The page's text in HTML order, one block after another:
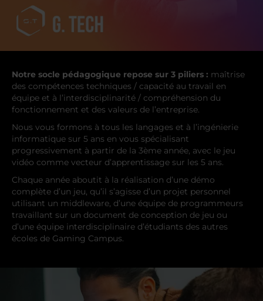
Notre socle pédagogique repose sur 3 piliers : maîtrise
des compétences techniques / capacité au travail en
équipe et à l’interdisciplinarité / compréhension du
fonctionnement et des valeurs de l’entreprise.
Nous vous formons à tous les langages et à l’ingénierie
informatique sur 5 ans en vous spécialisant
progressivement à partir de la 3ème année, avec le jeu
vidéo comme vecteur d’apprentissage sur les 5 ans.
Chaque année aboutit à la réalisation d’une démo
complète d’un jeu, qu’il s’agisse d’un projet personnel
utilisant un middleware, d’une équipe de programmeurs
travaillant sur un document de conception de jeu ou
d’une équipe interdisciplinaire d’étudiants des autres
écoles de Gaming Campus.